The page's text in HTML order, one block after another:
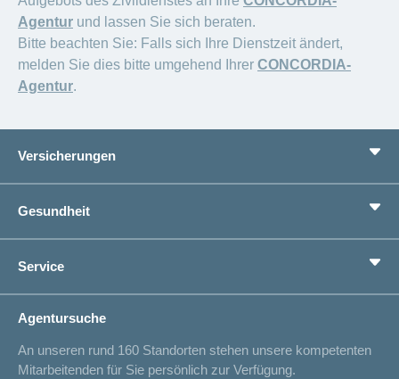
Agentur und lassen Sie sich beraten.
Bitte beachten Sie: Falls sich Ihre Dienstzeit ändert,
melden Sie dies bitte umgehend Ihrer CONCORDIA-
Agentur.
Versicherungen
Zusatzversicherungen
Vorsorge
Ich suche eine Versicherung für
Lebenssituation
Sparen bei der Versicherung
Gesundheit
Gesundheitskompass
concordiaMed
Service
Spitalliste
Unfallmeldung
Agentursuche
An unseren rund 160 Standorten stehen unsere kompetenten
Mitarbeitenden für Sie persönlich zur Verfügung.